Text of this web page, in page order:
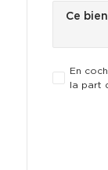
En
la part